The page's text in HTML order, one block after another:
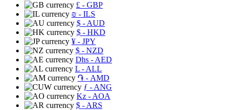
£ - GBP
₪ - ILS
$ - AUD
$ - HKD
¥ - JPY
$ - NZD
Dhs - AED
L - ALL
֏ - AMD
ƒ - ANG
Kz - AOA
$ - ARS